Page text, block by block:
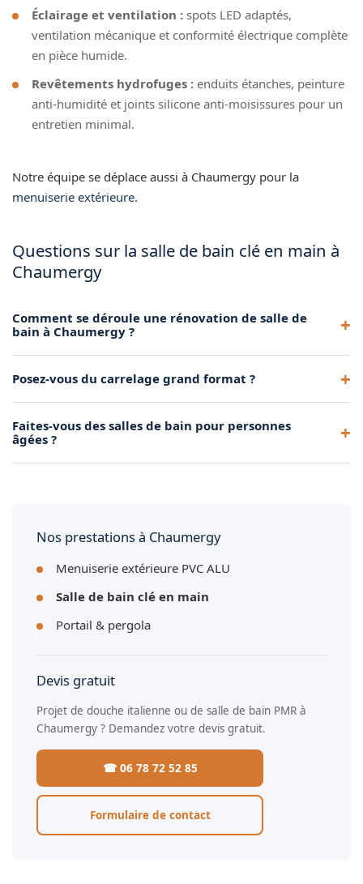
Éclairage et ventilation : spots LED adaptés,
ventilation mécanique et conformité électrique complète
en pièce humide.
Revêtements hydrofuges : enduits étanches, peinture
anti-humidité et joints silicone anti-moisissures pour un
entretien minimal.
Notre équipe se déplace aussi à Chaumergy pour la
menuiserie extérieure.
Questions sur la salle de bain clé en main à
Chaumergy
Comment se déroule une rénovation de salle de
bain à Chaumergy ?
Chaumergy, puis établissons un devis détaillé. Les travaux
durent en moyenne 2 à 3 semaines.
Posez-vous du carrelage grand format ?
grand format (60x60, 60x120) qui offre un aspect moderne
Faites-vous des salles de bain pour personnes
âgées ?
Nos prestations à Chaumergy
Menuiserie extérieure PVC ALU
Salle de bain clé en main
Portail & pergola
Devis gratuit
Projet de douche italienne ou de salle de bain PMR à
Chaumergy ? Demandez votre devis gratuit.
☎ 06 78 72 52 85
Formulaire de contact